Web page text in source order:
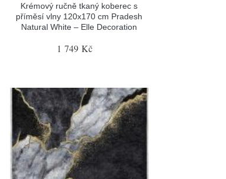
Krémový ručně tkaný koberec s
příměsí vlny 120x170 cm Pradesh
Natural White – Elle Decoration
1 749 Kč